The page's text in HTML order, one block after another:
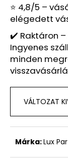
⭐ 4,8/5 –
elégedett
✔️ Raktáron
Ingyenes
minden
VÁLTOZAT
Márka:Lux
LATTAFA
YARA
–
NŐI
EAU
DE
Ft600